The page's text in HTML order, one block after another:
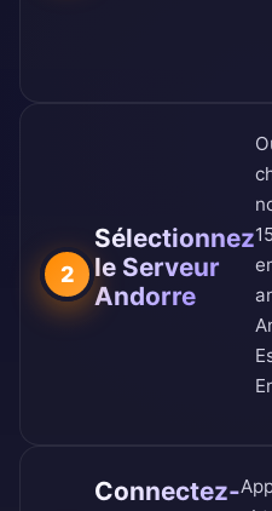
2
Sélectionnez
le Serveur
Andorre
Connectez-